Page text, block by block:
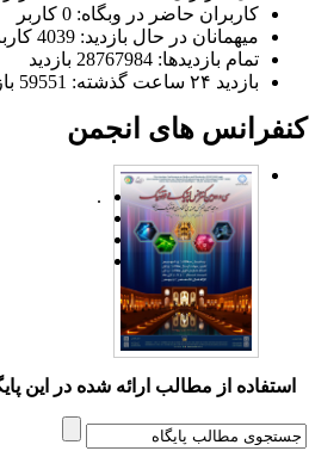
کاربران حاضر در وبگاه: 0 کاربر
میهمانان در حال بازدید: 4039 کاربر
تمام بازدید‌ها: 28767984 بازدید
بازدید ۲۴ ساعت گذشته: 59551 بازدید
های انجمن
.
استفاده از مطالب ارائه شده در این